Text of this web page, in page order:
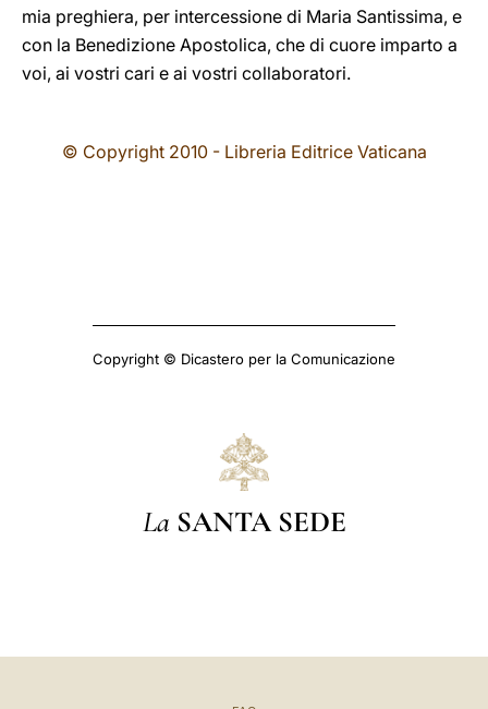
mia preghiera, per intercessione di Maria Santissima, e
con la Benedizione Apostolica, che di cuore imparto a
voi, ai vostri cari e ai vostri collaboratori.
© Copyright 2010 - Libreria Editrice Vaticana
Copyright © Dicastero per la Comunicazione
La SANTA SEDE